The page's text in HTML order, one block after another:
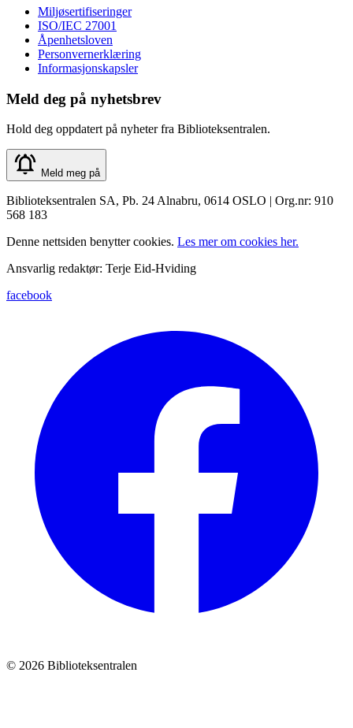
Miljøsertifiseringer
ISO/IEC 27001
Åpenhetsloven
Personvernerklæring
Informasjonskapsler
Meld deg på nyhetsbrev
Hold deg oppdatert på nyheter fra Biblioteksentralen.
Meld meg på
Biblioteksentralen SA, Pb. 24 Alnabru, 0614 OSLO | Org.nr: 910
568 183
Denne nettsiden benytter cookies. Les mer om cookies her.
Ansvarlig redaktør: Terje Eid-Hviding
facebook
© 2026 Biblioteksentralen